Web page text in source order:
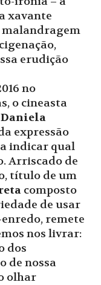
xavante
malandragem
erudição
no
o cineasta
Daniela
expressão
indicar qual
Arriscado de
título de um
composto
de usar
remete
nos livrar:
dos
de nossa
olhar